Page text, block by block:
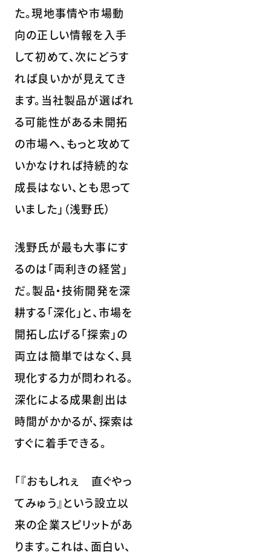
た。現地事情や市場動
向の正しい情報を入手
して初めて、次にどうす
れば良いかが見えてき
ます。当社製品が選ばれ
る可能性がある未開拓
の市場へ、もっと攻めて
いかなければ持続的な
成長はない、とも思って
いました」（浅野氏）
浅野氏が最も大事にす
るのは「両利きの経営」
だ。製品・技術開発を深
耕する「深化」と、市場を
開拓し広げる「探索」の
両立は簡単ではなく、具
現化する力が問われる。
深化による成果創出は
時間がかかるが、探索は
すぐに着手できる。
「『おもしれぇ 直ぐやっ
てみゅう』という設立以
来の企業スピリットがあ
ります。これは、面白い、